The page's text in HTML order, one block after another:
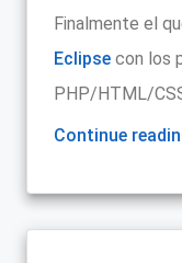
Finalmente el
Eclipse con los
PHP/HTML/
Continue